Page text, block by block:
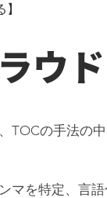
ウド
TOCの手法の
マを特定、言